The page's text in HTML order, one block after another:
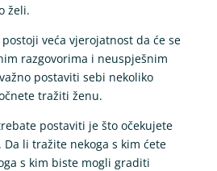
želi.
veća vjerojatnost da će se
razgovorima i neuspješnim
postaviti sebi nekoliko
tražiti ženu.
postaviti je što očekujete
li tražite nekoga s kim ćete
s kim biste mogli graditi